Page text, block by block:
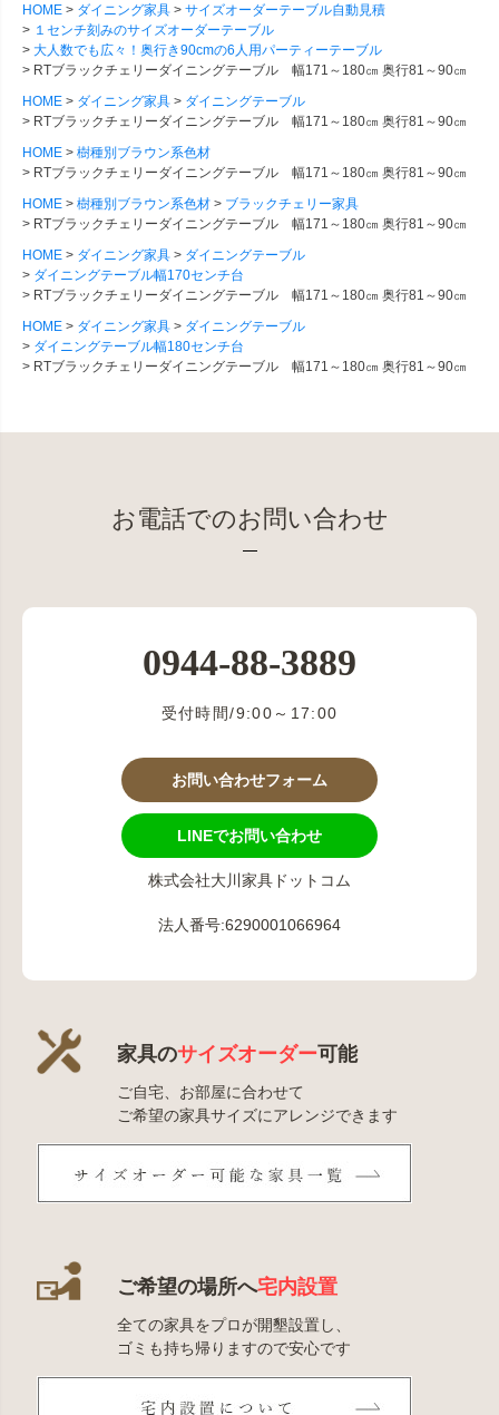
HOME
ダイニング家具
サイズオーダーテーブル自動見積
１センチ刻みのサイズオーダーテーブル
大人数でも広々！奥行き90cmの6人用パーティーテーブル
RTブラックチェリーダイニングテーブル 幅171～180㎝ 奥行81～90㎝
HOME
ダイニング家具
ダイニングテーブル
RTブラックチェリーダイニングテーブル 幅171～180㎝ 奥行81～90㎝
HOME
樹種別ブラウン系色材
RTブラックチェリーダイニングテーブル 幅171～180㎝ 奥行81～90㎝
HOME
樹種別ブラウン系色材
ブラックチェリー家具
RTブラックチェリーダイニングテーブル 幅171～180㎝ 奥行81～90㎝
HOME
ダイニング家具
ダイニングテーブル
ダイニングテーブル幅170センチ台
RTブラックチェリーダイニングテーブル 幅171～180㎝ 奥行81～90㎝
HOME
ダイニング家具
ダイニングテーブル
ダイニングテーブル幅180センチ台
RTブラックチェリーダイニングテーブル 幅171～180㎝ 奥行81～90㎝
お電話でのお問い合わせ
0944-88-3889
受付時間/9:00～17:00
お問い合わせフォーム
LINEでお問い合わせ
株式会社大川家具ドットコム
法人番号:6290001066964
家具のサイズオーダー可能
ご自宅、お部屋に合わせて
ご希望の家具サイズにアレンジできます
ご希望の場所へ宅内設置
全ての家具をプロが開墾設置し、
ゴミも持ち帰りますので安心です